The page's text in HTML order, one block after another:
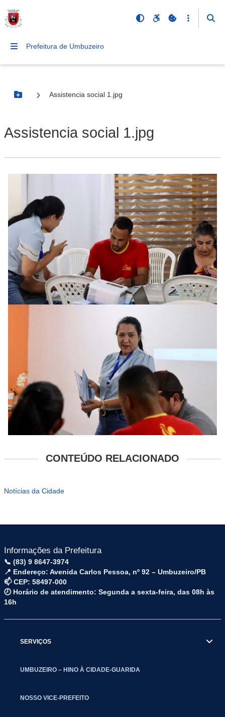
Prefeitura de Umbuzeiro
Botão Menu
Assistencia social 1.jpg
Assistencia social 1.jpg
CONTEÚDO RELACIONADO
Notícias da Cidade
Informações da Prefeitura
📞 (83) 9 8647-3974
📍 Endereço: Avenida Carlos Pessoa, nº 92 – Umbuzeiro/PB
📫 CEP: 58497-000
🕗 Horário de atendimento: Segunda a sexta-feira, das 08h às
16h
SERVIÇOS
UMBUZEIRO – HINO À CIDADE-GUARIDA
NOSSO VICE-PREFEITO